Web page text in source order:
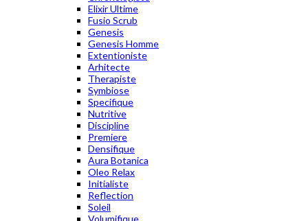
Elixir Ultime
Fusio Scrub
Genesis
Genesis Homme
Extentioniste
Arhitecte
Therapiste
Symbiose
Specifique
Nutritive
Discipline
Premiere
Densifique
Aura Botanica
Oleo Relax
Initialiste
Reflection
Soleil
Volumifique